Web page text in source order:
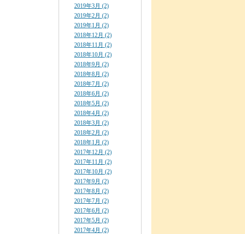
2019年3月 (2)
2019年2月 (2)
2019年1月 (2)
2018年12月 (2)
2018年11月 (2)
2018年10月 (2)
2018年9月 (2)
2018年8月 (2)
2018年7月 (2)
2018年6月 (2)
2018年5月 (2)
2018年4月 (2)
2018年3月 (2)
2018年2月 (2)
2018年1月 (2)
2017年12月 (2)
2017年11月 (2)
2017年10月 (2)
2017年9月 (2)
2017年8月 (2)
2017年7月 (2)
2017年6月 (2)
2017年5月 (2)
2017年4月 (2)